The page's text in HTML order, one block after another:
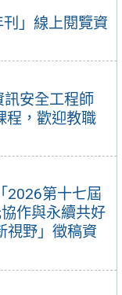
刊」線上閱覽資
訊安全工程師
程，歡迎教職
2026第十七屆
作與永續共好
視野」徵稿資